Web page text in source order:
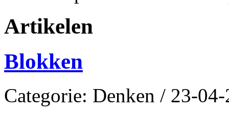
Artikelen
Blokken
Categorie: Denken / 23-